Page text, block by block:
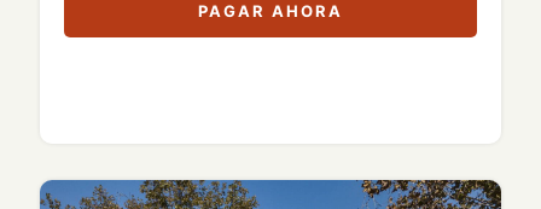
PAGAR AHORA